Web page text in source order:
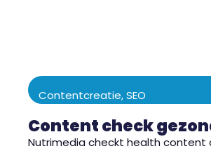
Contentcreatie,SEO
Content check
Nutrimedia checkt health content